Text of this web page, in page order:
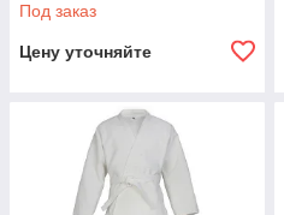
Под заказ
Цену уточняйте